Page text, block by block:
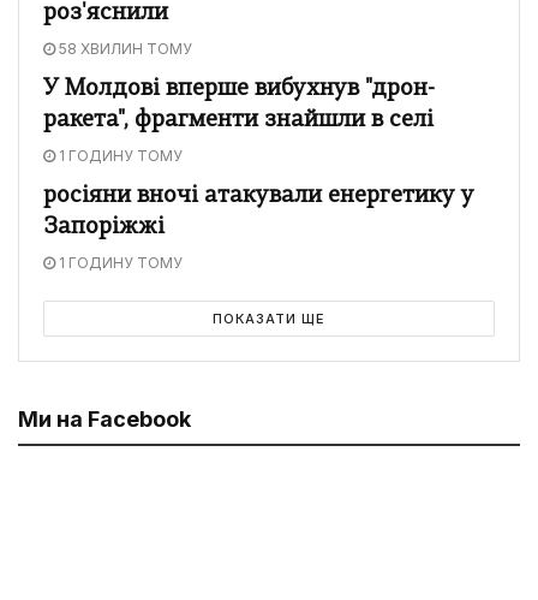
роз'яснили
58 ХВИЛИН ТОМУ
У Молдові вперше вибухнув "дрон-
ракета", фрагменти знайшли в селі
1 ГОДИНУ ТОМУ
росіяни вночі атакували енергетику у
Запоріжжі
1 ГОДИНУ ТОМУ
ПОКАЗАТИ ЩЕ
Ми на Facebook